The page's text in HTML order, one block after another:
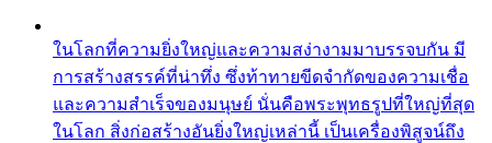
ในโลกที่ความยิ่งใหญ่และความสง่างามมาบรรจบกัน มี
การสร้างสรรค์ที่น่าทึ่ง ซึ่งท้าทายขีดจำกัดของความเชื่อ
และความสำเร็จของมนุษย์ นั่นคือพระพุทธรูปที่ใหญ่ที่สุด
ในโลก สิ่งก่อสร้างอันยิ่งใหญ่เหล่านี้ เป็นเครื่องพิสูจน์ถึง